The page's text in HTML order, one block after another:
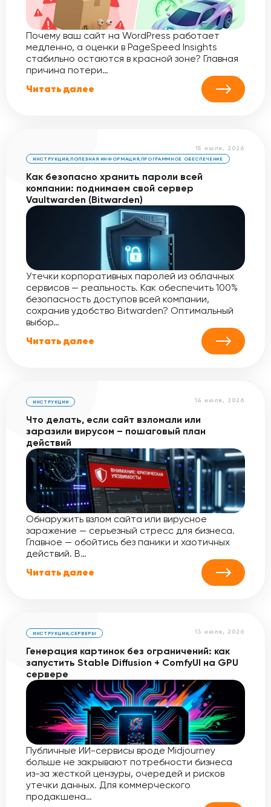
Почему ваш сайт на WordPress работает
медленно, а оценки в PageSpeed Insights
стабильно остаются в красной зоне? Главная
причина потери…
Читать далее
15 июля, 2026
ИНСТРУКЦИИ,ПОЛЕЗНАЯ ИНФОРМАЦИЯ,ПРОГРАММНОЕ ОБЕСПЕЧЕНИЕ
Как безопасно хранить пароли всей
компании: поднимаем свой сервер
Vaultwarden (Bitwarden)
Утечки корпоративных паролей из облачных
сервисов — реальность. Как обеспечить 100%
безопасность доступов всей компании,
сохранив удобство Bitwarden? Оптимальный
выбор…
Читать далее
14 июля, 2026
ИНСТРУКЦИИ
Что делать, если сайт взломали или
заразили вирусом – пошаговый план
действий
Обнаружить взлом сайта или вирусное
заражение — серьезный стресс для бизнеса.
Главное — обойтись без паники и хаотичных
действий. В…
Читать далее
13 июля, 2026
ИНСТРУКЦИИ, СЕРВЕРЫ
Генерация картинок без ограничений: как
запустить Stable Diffusion + ComfyUI на GPU
сервере
Публичные ИИ-сервисы вроде Midjourney
больше не закрывают потребности бизнеса
из-за жесткой цензуры, очередей и рисков
утечки данных. Для коммерческого
продакшена…